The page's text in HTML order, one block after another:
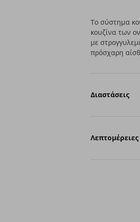
Το σύστημα
κουζίνα των
με
πρόσχαρη
Διαστάσεις